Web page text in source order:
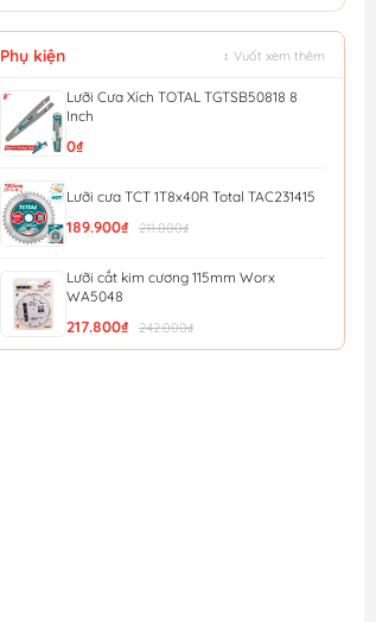
Phụ kiện ↕ Vuốt xem thêm
Lưỡi Cưa Xích TOTAL TGTSB50818 8
Inch
0₫
Lưỡi cưa TCT 1T8x40R Total TAC231415
189.900₫ 211.000₫
Lưỡi cắt kim cương 115mm Worx
WA5048
217.800₫ 242.000₫